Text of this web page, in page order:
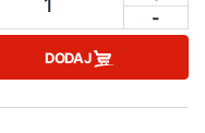
1
-
DODAJ